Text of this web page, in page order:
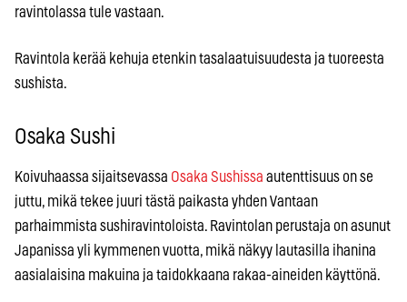
ravintolassa tule vastaan.
Ravintola kerää kehuja etenkin tasalaatuisuudesta ja tuoreesta
sushista.
Osaka Sushi
Koivuhaassa sijaitsevassa Osaka Sushissa autenttisuus on se
juttu, mikä tekee juuri tästä paikasta yhden Vantaan
parhaimmista sushiravintoloista. Ravintolan perustaja on asunut
Japanissa yli kymmenen vuotta, mikä näkyy lautasilla ihanina
aasialaisina makuina ja taidokkaana rakaa-aineiden käyttönä.